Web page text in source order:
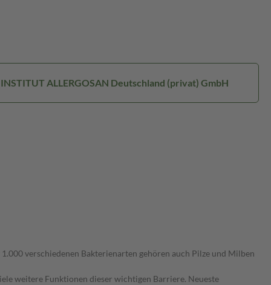
ALLERGOSAN Deutschland (privat) GmbH
verschiedenen Bakterienarten gehören auch Pilze und Milben
weitere Funktionen dieser wichtigen Barriere. Neueste